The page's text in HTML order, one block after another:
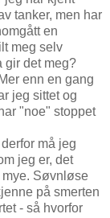
tanker, men har
en
meg selv
gir det meg?
enn en gang
jeg sittet og
"noe" stoppet
må jeg
jeg er, det
mye. Søvnløse
på smerten
- så hvorfor